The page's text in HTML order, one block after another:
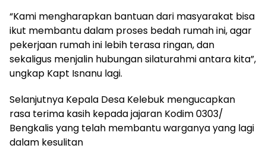
“Kami mengharapkan bantuan dari masyarakat bisa
ikut membantu dalam proses bedah rumah ini, agar
pekerjaan rumah ini lebih terasa ringan, dan
sekaligus menjalin hubungan silaturahmi antara kita”,
ungkap Kapt Isnanu lagi.
Selanjutnya Kepala Desa Kelebuk mengucapkan
rasa terima kasih kepada jajaran Kodim 0303/
Bengkalis yang telah membantu warganya yang lagi
dalam kesulitan